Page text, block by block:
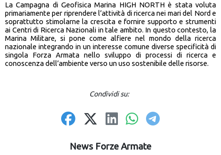
La Campagna di Geofisica Marina HIGH NORTH è stata voluta
primariamente per riprendere l’attività di ricerca nei mari del Nord e
soprattutto stimolarne la crescita e fornire supporto e strumenti
ai Centri di Ricerca Nazionali in tale ambito. In questo contesto, la
Marina Militare, si pone come alfiere nel mondo della ricerca
nazionale integrando in un interesse comune diverse specificità di
singola Forza Armata nello sviluppo di processi di ricerca e
conoscenza dell’ambiente verso un uso sostenibile delle risorse.
Condividi su:
News Forze Armate